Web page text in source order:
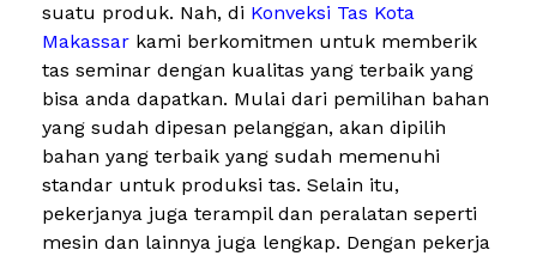
suatu produk. Nah, di Konveksi Tas Kota
Makassar kami berkomitmen untuk memberik
tas seminar dengan kualitas yang terbaik yang
bisa anda dapatkan. Mulai dari pemilihan bahan
yang sudah dipesan pelanggan, akan dipilih
bahan yang terbaik yang sudah memenuhi
standar untuk produksi tas. Selain itu,
pekerjanya juga terampil dan peralatan seperti
mesin dan lainnya juga lengkap. Dengan pekerja